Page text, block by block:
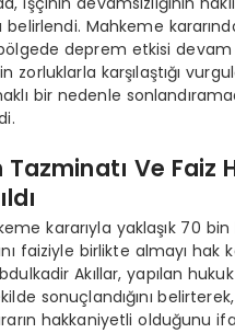
belirlendi. Mahkeme
bölgede deprem etkisi
zorluklarla karşılaştığı
bir nedenle
Tazminatı Ve Faiz
kararıyla yaklaşık 70 bin
faiziyle birlikte almayı hak
Akıllar, yapılan
sonuçlandığını
hakkaniyetli olduğunu